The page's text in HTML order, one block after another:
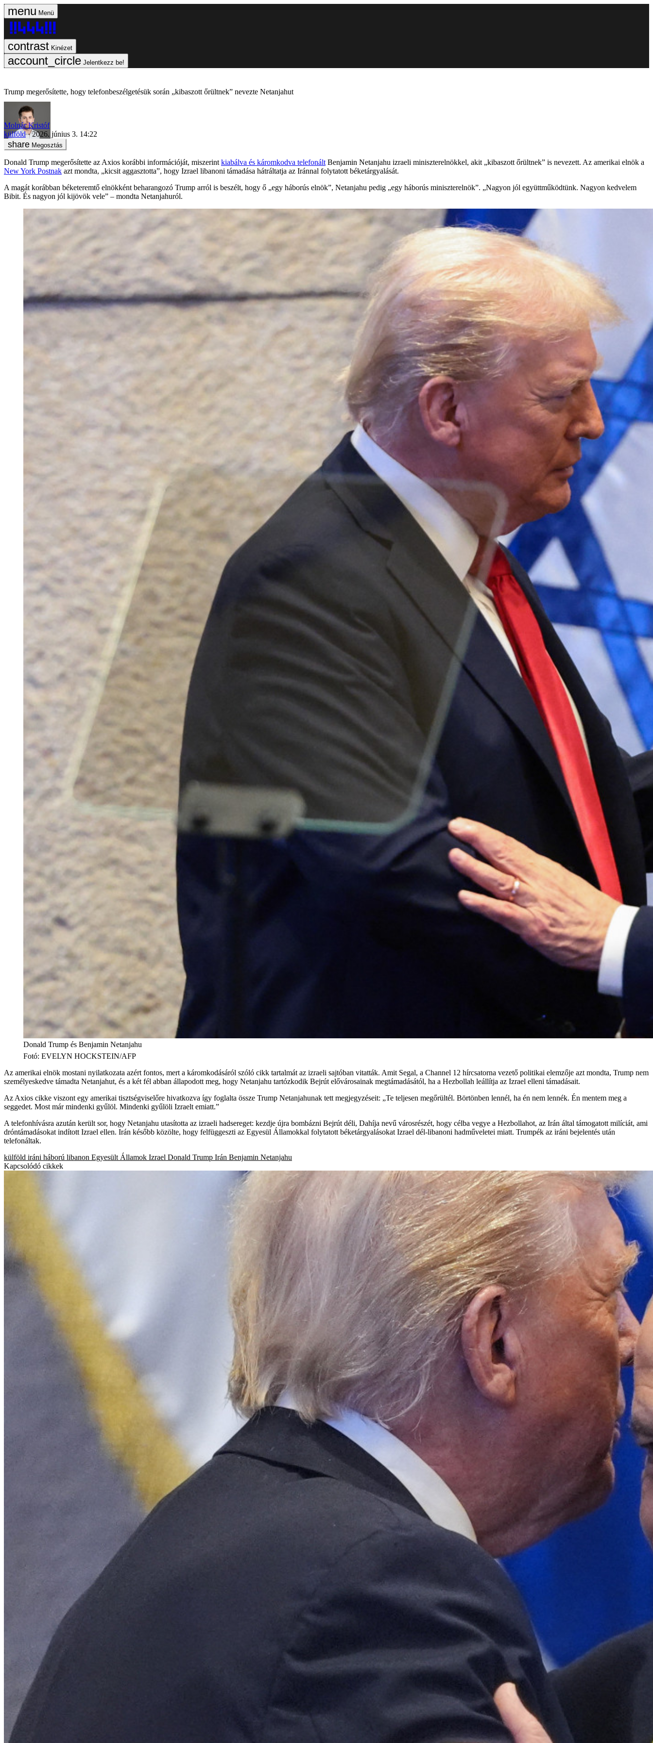
Menü
Kinézet
Jelentkezz be!
Trump megerősítette, hogy telefonbeszélgetésük során „kibaszott őrültnek” nevezte Netanjahut
Molnár Kristóf
külföld
2026. június 3. 14:22
Megosztás
Donald Trump megerősítette az Axios korábbi információját, miszerint kiabálva és káromkodva telefonált Benjamin Netanjahu izraeli miniszterelnökkel, akit „kibaszott őrültnek” is nevezett. Az amerikai elnök a
New York Postnak azt mondta, „kicsit aggasztotta”, hogy Izrael libanoni támadása hátráltatja az Iránnal folytatott béketárgyalását.
A magát korábban béketeremtő elnökként beharangozó Trump arról is beszélt, hogy ő „egy háborús elnök”, Netanjahu pedig „egy háborús miniszterelnök”. „Nagyon jól együttműködtünk. Nagyon kedvelem
Bibit. És nagyon jól kijövök vele” – mondta Netanjahuról.
Donald Trump és Benjamin Netanjahu
Fotó: EVELYN HOCKSTEIN/AFP
Az amerikai elnök mostani nyilatkozata azért fontos, mert a káromkodásáról szóló cikk tartalmát az izraeli sajtóban vitatták. Amit Segal, a Channel 12 hírcsatorna vezető politikai elemzője azt mondta, Trump nem
személyeskedve támadta Netanjahut, és a két fél abban állapodott meg, hogy Netanjahu tartózkodik Bejrút elővárosainak megtámadásától, ha a Hezbollah leállítja az Izrael elleni támadásait.
Az Axios cikke viszont egy amerikai tisztségviselőre hivatkozva így foglalta össze Trump Netanjahunak tett megjegyzéseit: „Te teljesen megőrültél. Börtönben lennél, ha én nem lennék. Én mentem meg a
seggedet. Most már mindenki gyűlöl. Mindenki gyűlöli Izraelt emiatt.”
A telefonhívásra azután került sor, hogy Netanjahu utasította az izraeli hadsereget: kezdje újra bombázni Bejrút déli, Dahíja nevű városrészét, hogy célba vegye a Hezbollahot, az Irán által támogatott milíciát, ami
dróntámadásokat indított Izrael ellen. Irán később közölte, hogy felfüggeszti az Egyesül Államokkal folytatott béketárgyalásokat Izrael dél-libanoni hadműveletei miatt. Trumpék az iráni bejelentés után
telefonáltak.
külföld iráni háború libanon Egyesült Államok Izrael Donald Trump Irán Benjamin Netanjahu
Kapcsolódó cikkek